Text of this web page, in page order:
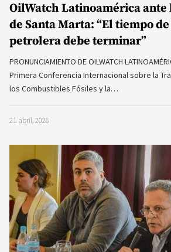
OilWatch Latinoamérica ante
de Santa Marta: “El tiempo
petrolera debe terminar”
PRONUNCIAMIENTO DE OILWATCH
Primera Conferencia Internacional sobre la
los Combustibles Fósiles y la…
21 abril, 2026